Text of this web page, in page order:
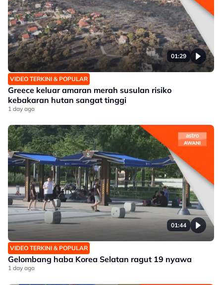
01:29
VIDEO TERKINI & POPULAR
Greece keluar amaran merah susulan risiko
kebakaran hutan sangat tinggi
1 day ago
01:44
VIDEO TERKINI & POPULAR
Gelombang haba Korea Selatan ragut 19 nyawa
1 day ago